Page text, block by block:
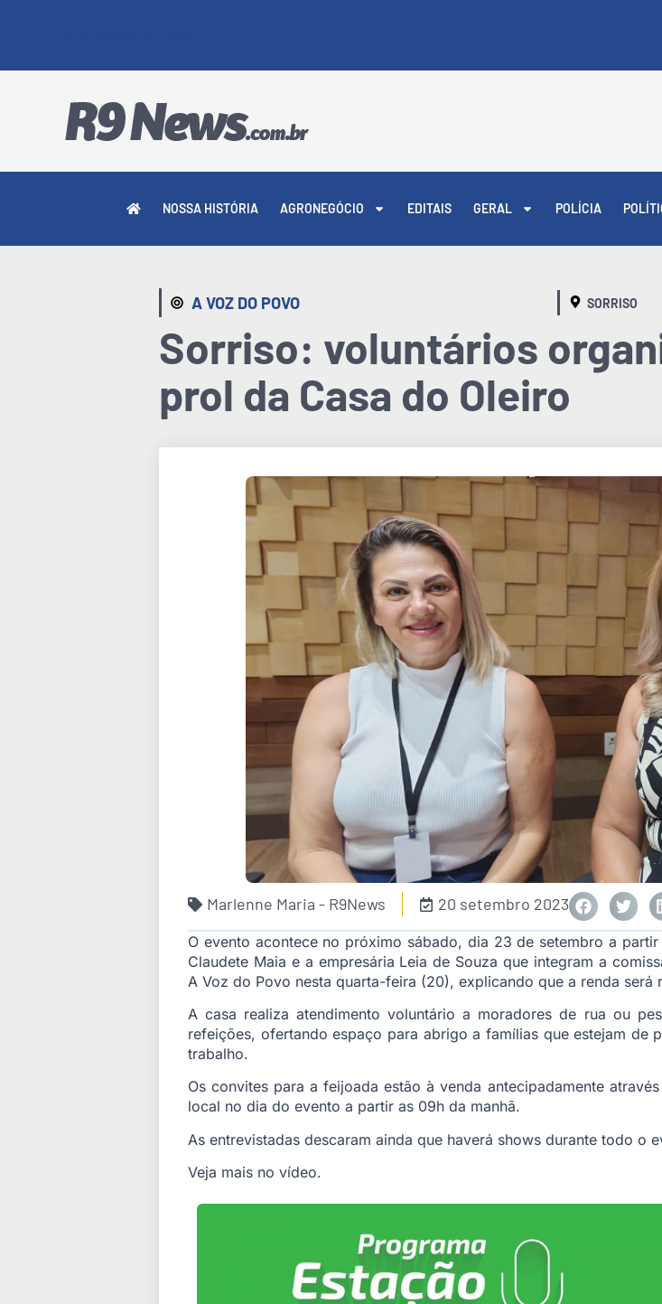
NOSSA HISTÓRIA AGRONEGÓCIO EDITAIS GERAL POLÍCIA
A VOZ DO POVO SORRISO
Sorriso: voluntários
prol da Casa do Oleiro
Marlenne Maria - R9News 20 setembro 2023
O evento acontece no próximo sábado, dia 23 de setembro a
Claudete Maia e a empresária Leia de Souza que integram a
A Voz do Povo nesta quarta-feira (20), explicando que a renda
A casa realiza atendimento voluntário a moradores de rua ou
refeições, ofertando espaço para abrigo a famílias que estejam de
trabalho.
Os convites para a feijoada estão à venda antecipadamente
local no dia do evento a partir as 09h da manhã.
As entrevistadas descaram ainda que haverá shows durante todo o
Veja mais no vídeo.